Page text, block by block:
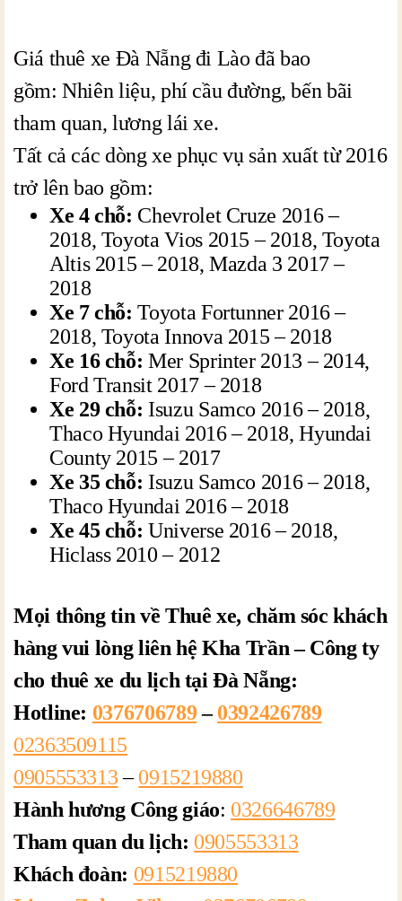
Giá thuê xe Đà Nẵng đi Lào đã bao
gồm: Nhiên liệu, phí cầu đường, bến bãi
tham quan, lương lái xe.
Tất cả các dòng xe phục vụ sản xuất từ 2016
trở lên bao gồm:
Xe 4 chỗ: Chevrolet Cruze 2016 –
2018, Toyota Vios 2015 – 2018, Toyota
Altis 2015 – 2018, Mazda 3 2017 –
2018
Xe 7 chỗ: Toyota Fortunner 2016 –
2018, Toyota Innova 2015 – 2018
Xe 16 chỗ:Mer Sprinter 2013 – 2014,
Ford Transit 2017 – 2018
Xe 29 chỗ: Isuzu Samco 2016 – 2018,
Thaco Hyundai 2016 – 2018, Hyundai
County 2015 – 2017
Xe 35 chỗ: Isuzu Samco 2016 – 2018,
Thaco Hyundai 2016 – 2018
Xe 45 chỗ:Universe 2016 – 2018,
Hiclass 2010 – 2012
Mọi thông tin về Thuê xe, chăm sóc khách
hàng vui lòng liên hệ Kha Trần – Công ty
cho thuê xe du lịch tại Đà Nẵng:
Hotline: 0376706789–0392426789
02363509115
0905553313–0915219880
Hành hương Công giáo: 0326646789
Tham quan du lịch: 0905553313
Khách đoàn: 0915219880